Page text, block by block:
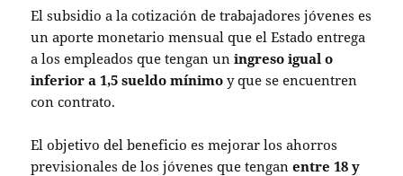
El subsidio a la cotización de trabajadores jóvenes es
un aporte monetario mensual que el Estado entrega
a los empleados que tengan un ingreso igual o
inferior a 1,5 sueldo mínimoy que se encuentren
con contrato.
El objetivo del beneficio es mejorar los ahorros
previsionales de los jóvenes que tenganentre 18 y